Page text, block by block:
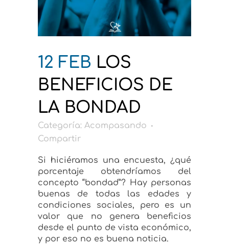
12 FEB LOS
BENEFICIOS DE
LA BONDAD
Categoría: Acompasando
Compartir
Si hiciéramos una encuesta, ¿qué
porcentaje obtendríamos del
concepto “bondad”? Hay personas
buenas de todas las edades y
condiciones sociales, pero es un
valor que no genera beneficios
desde el punto de vista económico,
y por eso no es buena noticia.